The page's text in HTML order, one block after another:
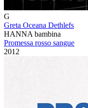
G
Greta Oceana Dethlefs
HANNA bambina
Promessa rosso sangue
2012